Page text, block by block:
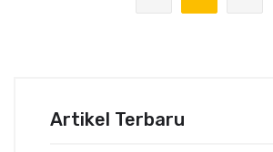
Artikel Terbaru